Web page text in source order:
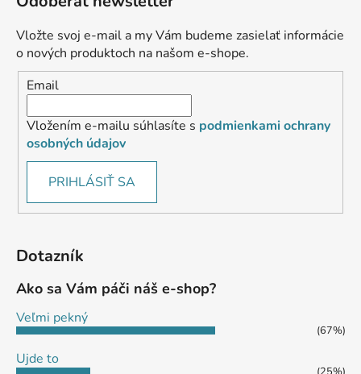
Vložte svoj e-mail a my Vám budeme zasielať informácie
o nových produktoch na našom e-shope.
Email
Vložením e-mailu súhlasíte s podmienkami ochrany
osobných údajov
PRIHLÁSIŤ SA
Dotazník
Ako sa Vám páči náš e-shop?
Veľmi pekný
(67%)
Ujde to